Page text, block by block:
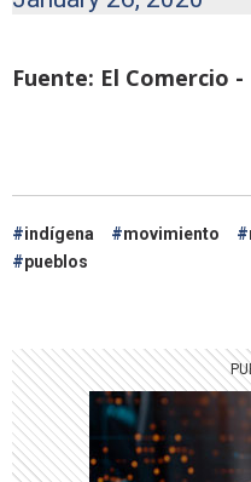
Fuente: El Comercio
indígena movimiento
pueblos